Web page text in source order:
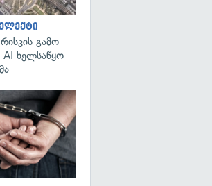
გამო
ხელსაწყო